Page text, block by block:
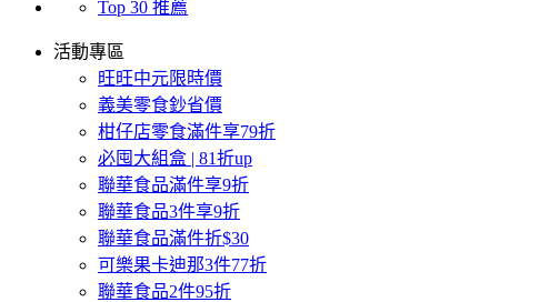
Top 30 推薦
活動專區
旺旺中元限時價
義美零食鈔省價
柑仔店零食滿件享79折
必囤大組盒 | 81折up
聯華食品滿件享9折
聯華食品3件享9折
聯華食品滿件折$30
可樂果卡迪那3件77折
聯華食品2件95折